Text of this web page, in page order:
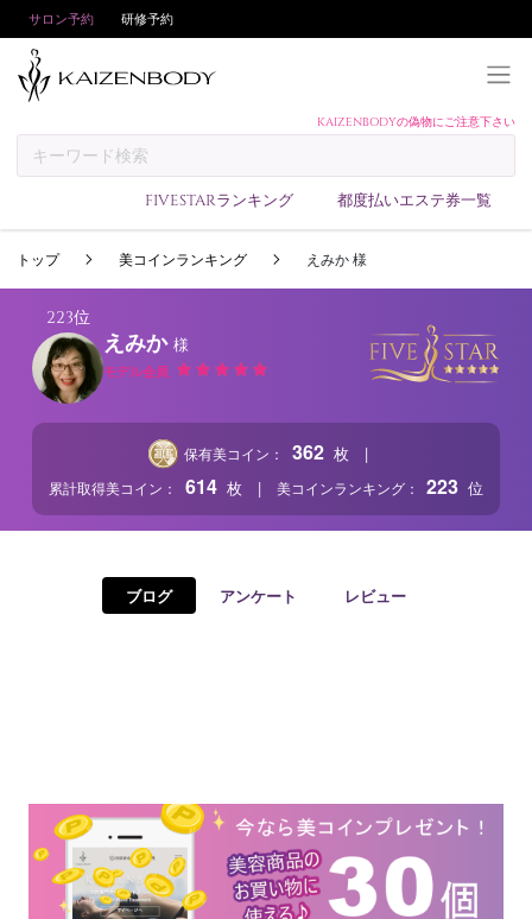
サロン予約 研修予約
KAIZENBODYの偽物にご注意下さい
FIVESTARランキング 都度払いエステ券一覧
予約方法
サロンランキング
ブログ
トップ 美コインランキング えみか 様
223位
えみか 様
モデル会員
保有美コイン： 362枚 |
累計取得美コイン： 614枚 | 美コインランキング： 223 位
ブログ アンケート レビュー